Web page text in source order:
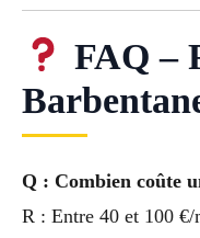
FAQ –
Q : Combien coûte
R : Entre 40 et 100 €/